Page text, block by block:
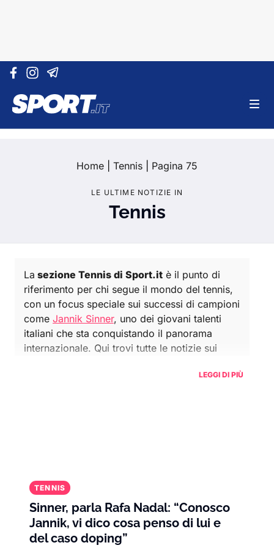
Vai al contenuto
LE ULTIME NOTIZIE IN
Tennis
Home Tennis Pagina 75
La sezione Tennis di Sport.it è il punto di
riferimento per chi segue il mondo del tennis,
con un focus speciale sui successi di campioni
come Jannik Sinner, uno dei giovani talenti
italiani che sta conquistando il panorama
internazionale. Qui trovi tutte le notizie sui
US Open
comeNovak Djokovic
Medvedev
questo sport, offrendo sfide memorabili e
momenti di grande intensità.
LEGGI DI PIÙ
TENNIS
Sinner, parla Rafa Nadal: “Conosco
Jannik, vi dico cosa penso di lui e
del caso doping”